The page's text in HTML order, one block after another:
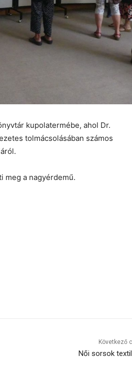
kupolatermébe, ahol Dr.
tolmácsolásában számos
meg a nagyérdemű.
Következő
Női sorsok